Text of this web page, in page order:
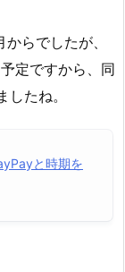
らでしたが、
定ですから、同
たね。
と時期を